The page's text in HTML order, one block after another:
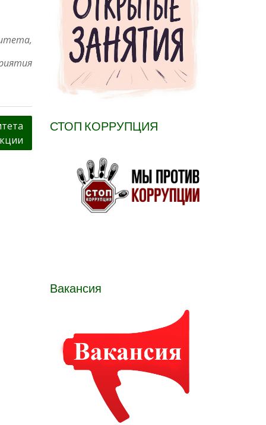
СТОП КОРРУПЦИЯ
Вакансия